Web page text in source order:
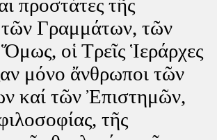
προστάτες τῆς
τῶν Γραμμάτων, τῶν
οἱ Τρεῖς Ἱεράρχες
μόνο ἄνθρωποι τῶν
καί τῶν Ἐπιστημῶν,
τῆς